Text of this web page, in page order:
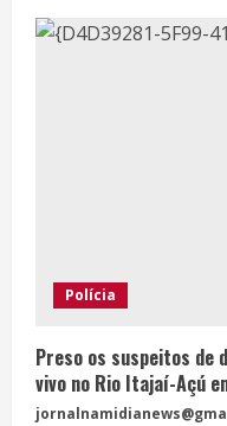
Polícia
Preso os suspeitos de
vivo no Rio Itajaí-Açú